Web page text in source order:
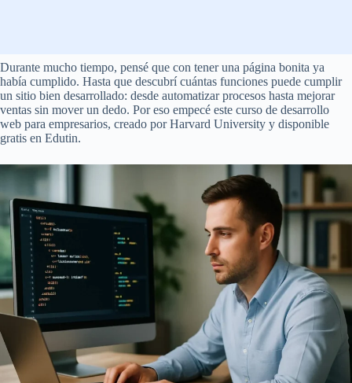
Durante mucho tiempo, pensé que con tener una página bonita ya
había cumplido. Hasta que descubrí cuántas funciones puede cumplir
un sitio bien desarrollado: desde automatizar procesos hasta mejorar
ventas sin mover un dedo. Por eso empecé este curso de desarrollo
web para empresarios, creado por Harvard University y disponible
gratis en Edutin.